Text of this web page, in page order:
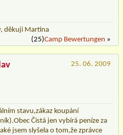
děkuji Martina
(25)Camp Bewertungen »
25. 06. 2009
stavu,zákaz koupání
Čistá jen vybírá peníze za
jsem slyšela o tom,že zprávce